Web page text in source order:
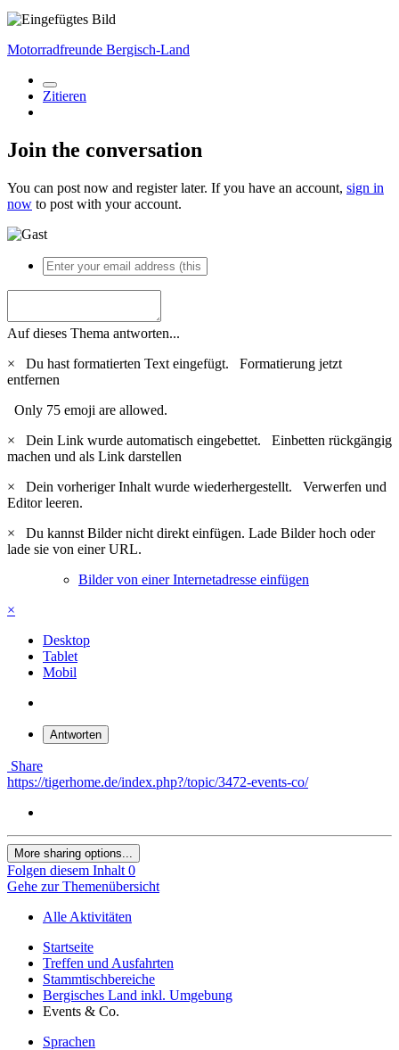
Motorradfreunde Bergisch-Land
Zitieren
Join the conversation
You can post now and register later. If you have an account, sign in
now to post with your account.
Auf dieses Thema antworten...
×
Du hast formatierten Text eingefügt. Formatierung jetzt
entfernen
Only 75 emoji are allowed.
×
Dein Link wurde automatisch eingebettet. Einbetten rückgängig
machen und als Link darstellen
×
Dein vorheriger Inhalt wurde wiederhergestellt. Verwerfen und
Editor leeren.
×
Du kannst Bilder nicht direkt einfügen. Lade Bilder hoch oder
lade sie von einer URL.
Bilder von einer Internetadresse einfügen
×
Desktop
Tablet
Mobil
Antworten
Share
https://tigerhome.de/index.php?/topic/3472-events-co/
More sharing options...
Folgen diesem Inhalt 0
Gehe zur Themenübersicht
Alle Aktivitäten
Startseite
Treffen und Ausfahrten
Stammtischbereiche
Bergisches Land inkl. Umgebung
Events & Co.
Sprachen